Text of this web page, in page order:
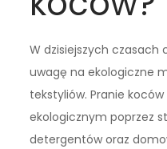
W dzisiejszych czasach
uwagę na ekologiczne
tekstyliów. Pranie
ekologicznym poprzez
detergentów oraz